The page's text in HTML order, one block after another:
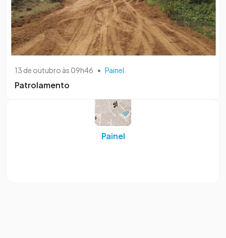
13 de outubro às 09h46 • Painel
Patrolamento
Painel